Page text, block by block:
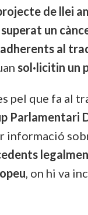
de llei
un
al
sol·licitin un
pel que fa al
Parlamentari
informació
, on hi va